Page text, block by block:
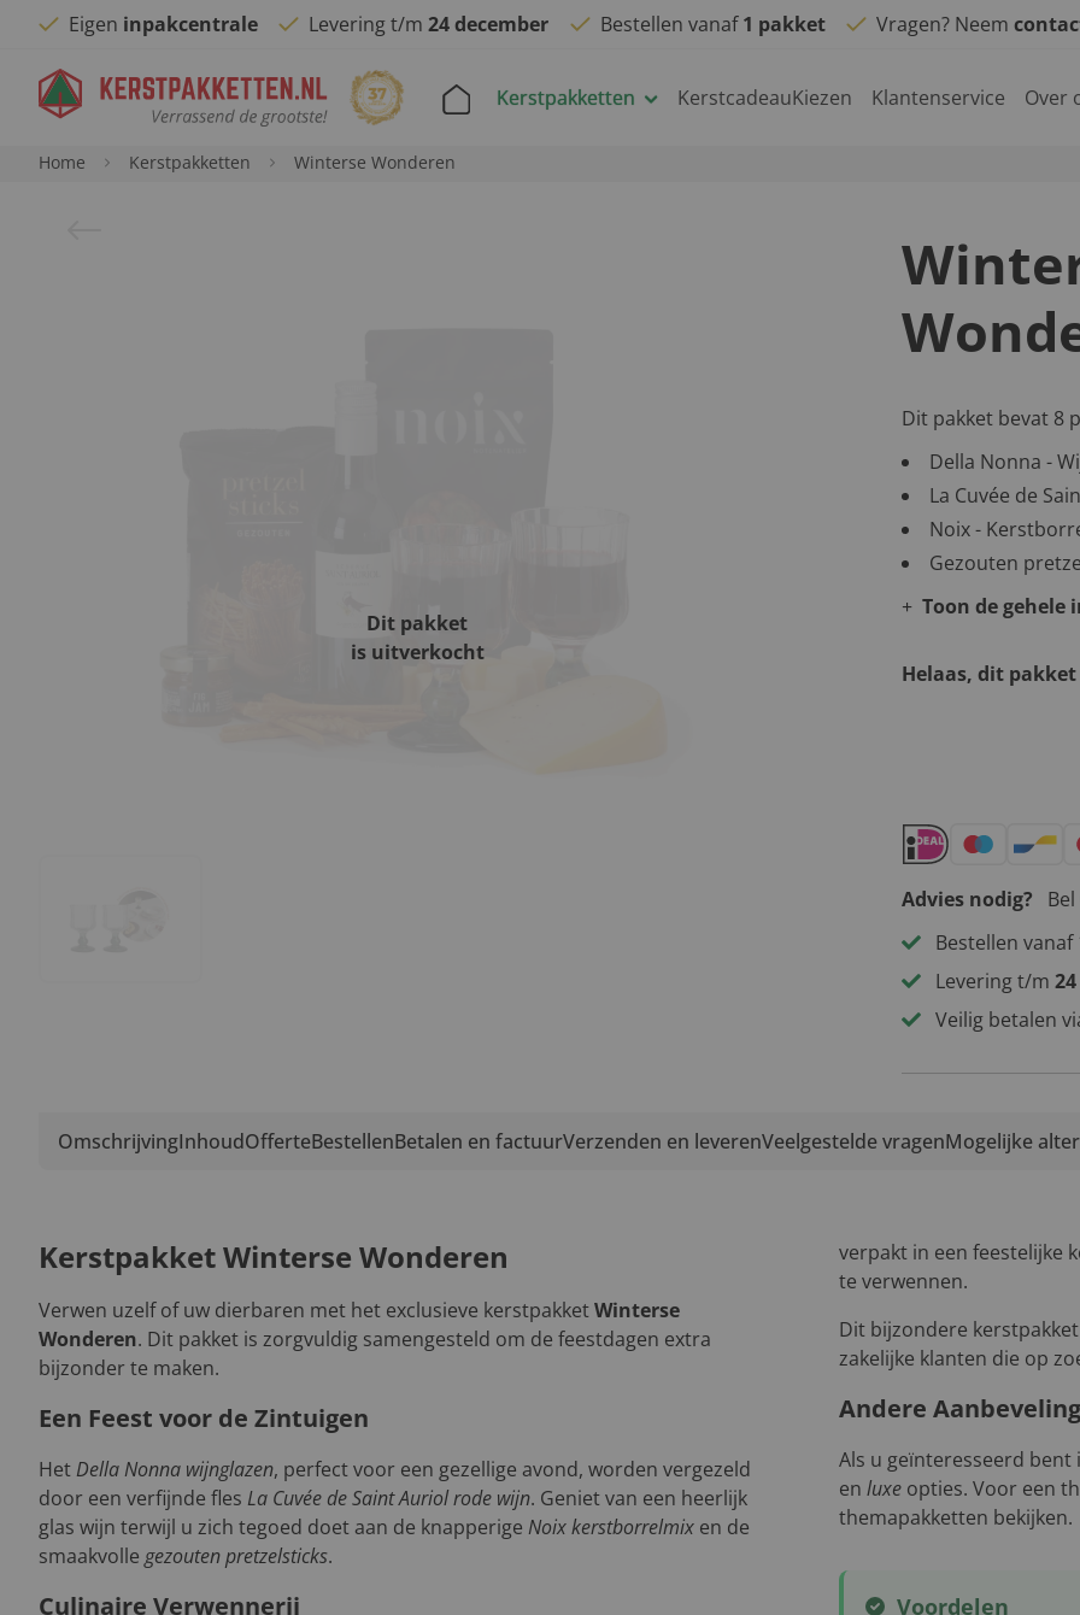
Eigen inpakcentrale Levering t/m24 december Bestellen vanaf1 pakket Vragen? Neem
Kerstpakketten KerstcadeauKiezen Klantenservice Over
Home Kerstpakketten Winterse Wonderen
Dit pakket
is uitverkocht
Dit pakket bevat 8
Della Nonna -
La Cuvée de
Noix -
Gezouten
Toon de gehele
Helaas, dit
Advies nodig? Bel
Bestellen vanaf
Levering t/m
Veilig betalen
OmschrijvingInhoudOfferteBestellenBetalen en factuurVerzenden en leverenVeelgestelde vragenMogelijke
Kerstpakket Winterse Wonderen
Verwen uzelf of uw dierbaren met het exclusieve kerstpakketWinterse
Wonderen. Dit pakket is zorgvuldig samengesteld om de feestdagen extra
bijzonder te maken.
Een Feest voor de Zintuigen
HetDella Nonna wijnglazen, perfect voor een gezellige avond, worden vergezeld
door een verfijnde fles La Cuvée de Saint Auriol rode wijn. Geniet van een heerlijk
glas wijn terwijl u zich tegoed doet aan de knapperige Noix kerstborrelmix en de
smaakvolle gezouten pretzelsticks.
Culinaire Verwennerij
verpakt in een feestelijke
te verwennen.
Dit bijzondere
zakelijke klanten die op
Andere
Als u geïnteresseerd
en luxe opties. Voor een
themapakketten bekijken.
Voordelen